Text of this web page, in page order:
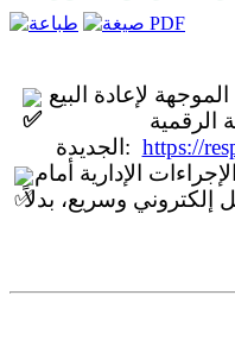
الرقمية
الجديدة: https://
الإدارية أمام
إلكتروني وسريع، بدلاً